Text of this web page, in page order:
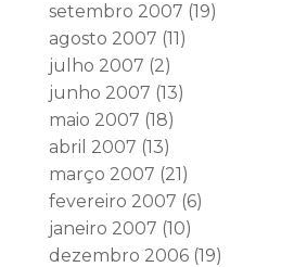
setembro 2007 (19)
agosto 2007 (11)
julho 2007 (2)
junho 2007 (13)
maio 2007 (18)
abril 2007 (13)
março 2007 (21)
fevereiro 2007 (6)
janeiro 2007 (10)
dezembro 2006(19)